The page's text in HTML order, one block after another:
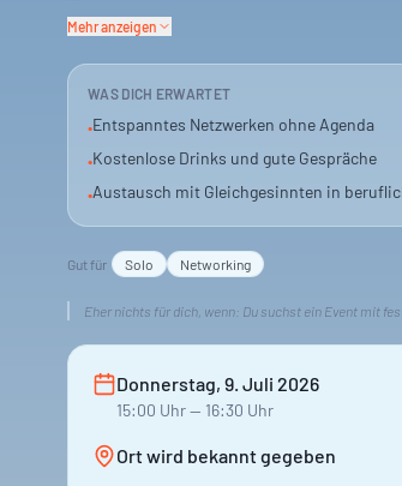
Keine Agenda, kein Pitch-Druck, keine
sich auszutauschen und zu merken,
Das Event findet draußen statt. Eine
sich inspirieren zu lassen. Manchmal
Mehr anzeigen
WAS DICH ERWARTET
•Entspanntes Netzwerken ohne Agenda
•Kostenlose Drinks und gute Gespräche
•Austausch mit Gleichgesinnten in
Gut für Solo Networking
Eher nichts für dich, wenn: Du suchst ein Event mit
Donnerstag, 9. Juli 2026
15:00 Uhr— 16:30 Uhr
Ort wird bekannt gegeben